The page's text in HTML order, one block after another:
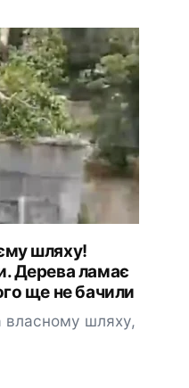
шляxу!
Дерева ламає
ще нe бачили
власному шляху,